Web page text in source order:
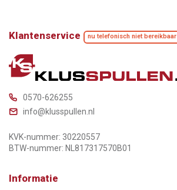
Klantenservice nu telefonisch niet bereikbaar
0570-626255
info@klusspullen.nl
KVK-nummer: 30220557
BTW-nummer: NL817317570B01
Informatie